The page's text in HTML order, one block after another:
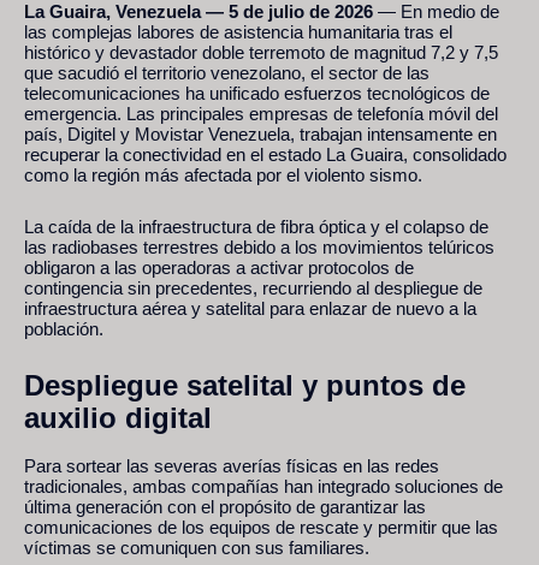
La Guaira, Venezuela — 5 de julio de 2026 — En medio de
las complejas labores de asistencia humanitaria tras el
histórico y devastador doble terremoto de magnitud 7,2 y 7,5
que sacudió el territorio venezolano, el sector de las
telecomunicaciones ha unificado esfuerzos tecnológicos de
emergencia. Las principales empresas de telefonía móvil del
país, Digitel y Movistar Venezuela, trabajan intensamente en
recuperar la conectividad en el estado La Guaira, consolidado
como la región más afectada por el violento sismo.
La caída de la infraestructura de fibra óptica y el colapso de
las radiobases terrestres debido a los movimientos telúricos
obligaron a las operadoras a activar protocolos de
contingencia sin precedentes, recurriendo al despliegue de
infraestructura aérea y satelital para enlazar de nuevo a la
población.
Despliegue satelital y puntos de
auxilio digital
Para sortear las severas averías físicas en las redes
tradicionales, ambas compañías han integrado soluciones de
última generación con el propósito de garantizar las
comunicaciones de los equipos de rescate y permitir que las
víctimas se comuniquen con sus familiares.